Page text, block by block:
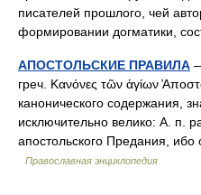
писателей прошлого, чей
формировании догматики,
АПОСТОЛЬСКИЕ ПРАВИЛА
греч. Κανόνες τῶν ἁγίων
канонического содержания,
исключительно велико: А. п.
апостольского Предания,
Православная энциклопедия